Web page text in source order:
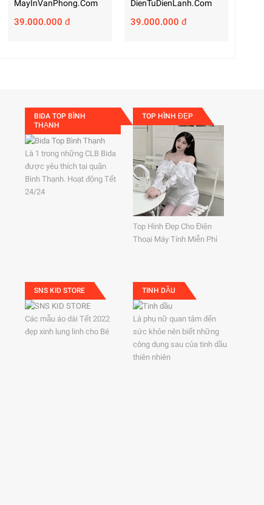
MayInVanPhong.com
39.000.000 đ
DienTuDienLanh.com
39.000.000 đ
BIDA TOP BÌNH
THẠNH
Là 1 trong những CLB Bida
được yêu thích tại quận
Bình Thạnh. Hoạt động Tết
24/24
TOP HÌNH ĐẸP
Top Hình Đẹp Cho Điện
Thoại Máy Tính Miễn Phí
SNS KID STORE
Các mẫu áo dài Tết 2022
đẹp xinh lung linh cho Bé
TINH DẦU
Là phụ nữ quan tâm đến
sức khỏe nên biết những
công dụng sau của tinh dầu
thiên nhiên